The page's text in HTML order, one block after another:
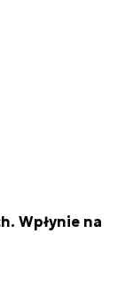
Wpłynie na